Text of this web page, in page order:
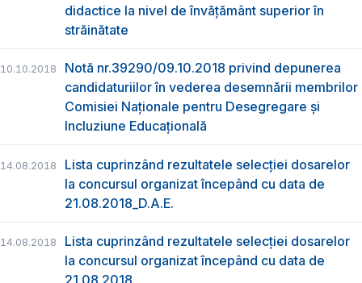
didactice la nivel de învățământ superior în
străinătate
10.10.2018
Notă nr.39290/09.10.2018 privind depunerea
candidaturiilor în vederea desemnării membrilor
Comisiei Naționale pentru Desegregare și
Incluziune Educațională
14.08.2018
Lista cuprinzând rezultatele selecției dosarelor
la concursul organizat începând cu data de
21.08.2018_D.A.E.
14.08.2018
Lista cuprinzând rezultatele selecției dosarelor
la concursul organizat începând cu data de
21.08.2018